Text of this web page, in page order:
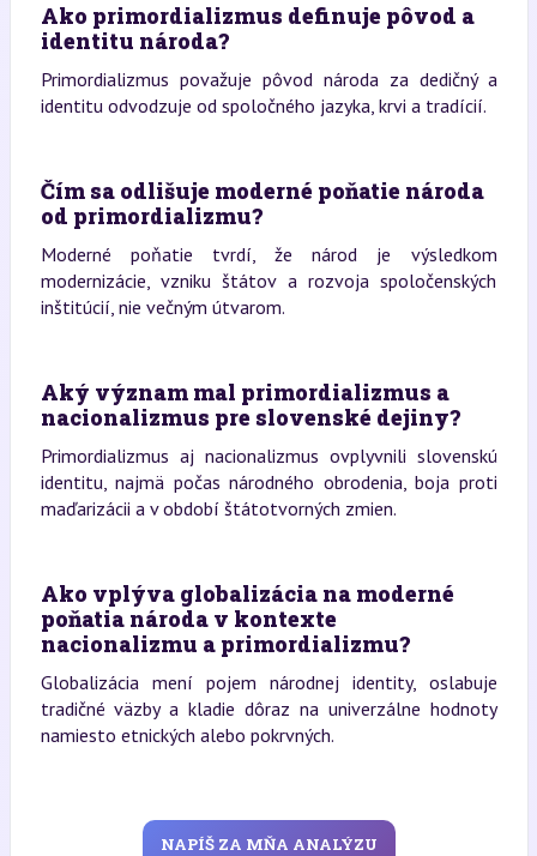
Ako primordializmus definuje pôvod a
identitu národa?
Primordializmus považuje pôvod národa za dedičný a
identitu odvodzuje od spoločného jazyka, krvi a tradícií.
Čím sa odlišuje moderné poňatie národa
od primordializmu?
Moderné poňatie tvrdí, že národ je výsledkom
modernizácie, vzniku štátov a rozvoja spoločenských
inštitúcií, nie večným útvarom.
Aký význam mal primordializmus a
nacionalizmus pre slovenské dejiny?
Primordializmus aj nacionalizmus ovplyvnili slovenskú
identitu, najmä počas národného obrodenia, boja proti
maďarizácii a v období štátotvorných zmien.
Ako vplýva globalizácia na moderné
poňatia národa v kontexte
nacionalizmu a primordializmu?
Globalizácia mení pojem národnej identity, oslabuje
tradičné väzby a kladie dôraz na univerzálne hodnoty
namiesto etnických alebo pokrvných.
NAPÍŠ ZA MŇA ANALÝZU